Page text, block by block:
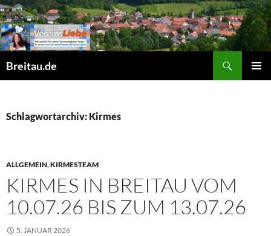
Zum
Inhalt
springen
Breitau.de
Schlagwortarchiv: Kirmes
ALLGEMEIN,KIRMESTEAM
KIRMES IN BREITAU VOM
10.07.26 BIS ZUM 13.07.26
5. JANUAR 2026